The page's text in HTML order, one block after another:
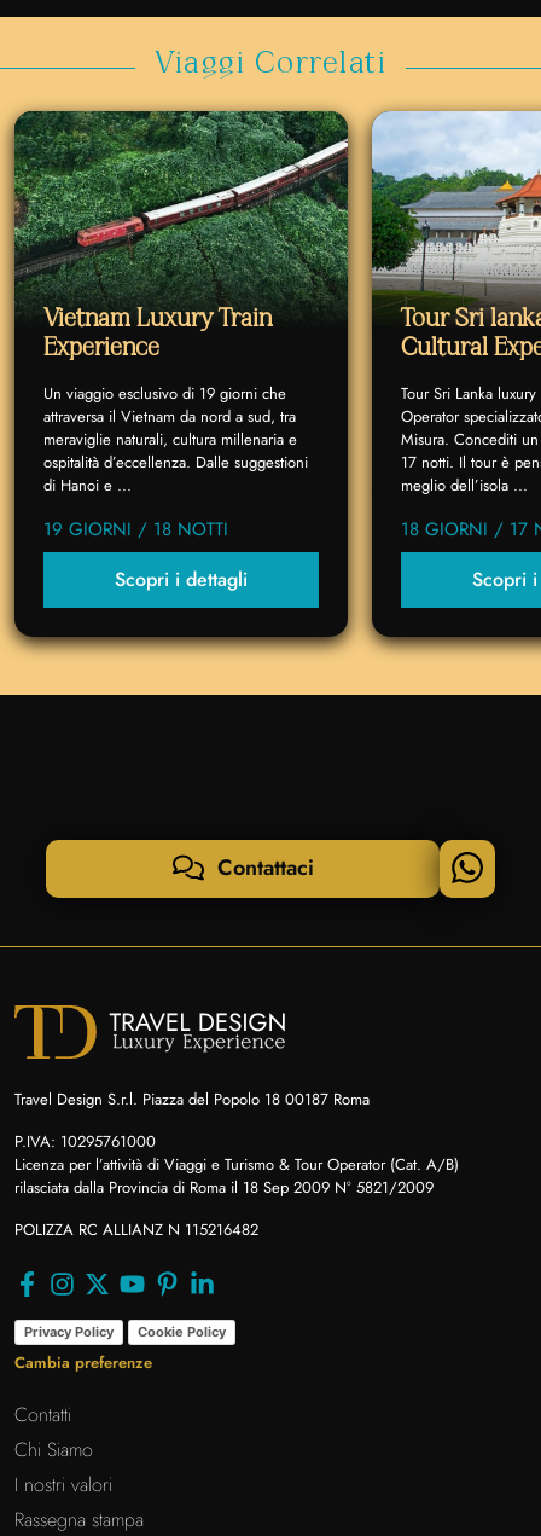
Viaggi Correlati
Vietnam Luxury Train
Experience
Un viaggio esclusivo di 19 giorni che
attraversa il Vietnam da nord a sud, tra
meraviglie naturali, cultura millenaria e
ospitalità d’eccellenza. Dalle suggestioni
di Hanoi e ...
19 GIORNI / 18 NOTTI
Scopri i dettagli
Tour Sri
Cultural
Tour Sri Lanka
Operator
Misura. Concediti
17 notti. Il tour è
meglio dell’isola ...
18 GIORNI / 17
Scopri
Contattaci
Travel Design S.r.l. Piazza del Popolo 18 00187 Roma
P.IVA: 10295761000
Licenza per l’attività di Viaggi e Turismo & Tour Operator (Cat. A/B)
rilasciata dalla Provincia di Roma il 18 Sep 2009 N° 5821/2009
POLIZZA RC ALLIANZ N 115216482
Privacy Policy Cookie Policy
Cambia preferenze
Contatti
Chi Siamo
I nostri valori
Rassegna stampa